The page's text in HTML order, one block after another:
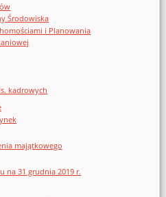
Środowiska
i Planowania
kadrowych
majątkowego
na 31 grudnia 2019 r.